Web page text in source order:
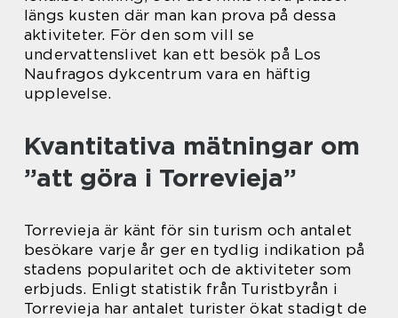
längs kusten där man kan prova på dessa
aktiviteter. För den som vill se
undervattenslivet kan ett besök på Los
Naufragos dykcentrum vara en häftig
upplevelse.
Kvantitativa mätningar om
”att göra i Torrevieja”
Torrevieja är känt för sin turism och antalet
besökare varje år ger en tydlig indikation på
stadens popularitet och de aktiviteter som
erbjuds. Enligt statistik från Turistbyrån i
Torrevieja har antalet turister ökat stadigt de